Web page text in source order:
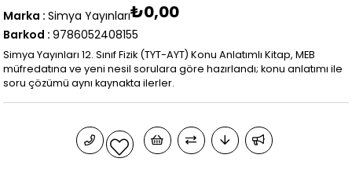
Marka : Simya Yayınları₺0,00
Barkod : 9786052408155
Simya Yayınları 12. Sınıf Fizik (TYT-AYT) Konu Anlatımlı Kitap, MEB
müfredatına ve yeni nesil sorulara göre hazırlandı; konu anlatımı ile
soru çözümü aynı kaynakta ilerler.